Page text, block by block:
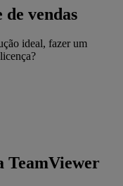
de vendas
ideal, fazer um
TeamViewer